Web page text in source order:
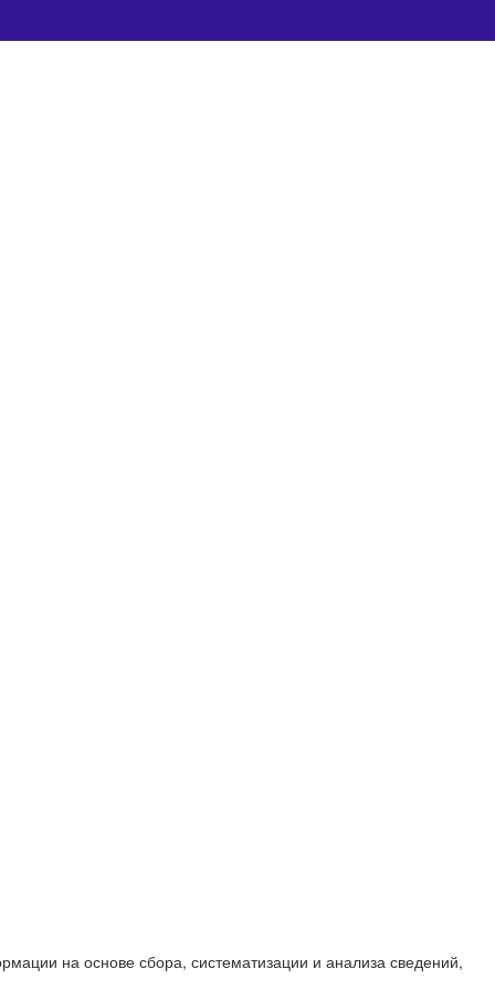
на основе сбора, систематизации и анализа сведений,